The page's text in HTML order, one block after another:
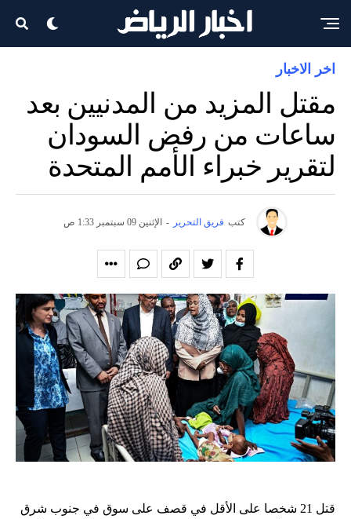
اخر الاخبار
مقتل المزيد من المدنيين بعد
ساعات من رفض السودان
لتقرير خبراء الأمم المتحدة
كتب فريق التحرير - الإثنين 09 سبتمبر 1:33 ص
قتل 21 شخصا على الأقل في قصف على سوق في جنوب شرق